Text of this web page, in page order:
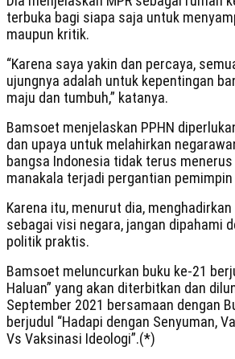
terbuka bagi siapa saja untuk
maupun kritik.
“Karena saya yakin dan percaya,
ujungnya adalah untuk kepentingan
maju dan tumbuh,” katanya.
Bamsoet menjelaskan PPHN
dan upaya untuk melahirkan
bangsa Indonesia tidak terus
manakala terjadi pergantian
Karena itu, menurut dia, menghadirkan
sebagai visi negara, jangan dipahami
politik praktis.
Bamsoet meluncurkan buku ke-21
Haluan” yang akan diterbitkan dan
September 2021 bersamaan dengan
berjudul “Hadapi dengan Senyuman,
Vs Vaksinasi Ideologi”.(*)